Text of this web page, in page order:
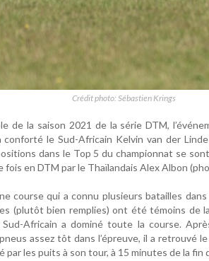
Crédit photo: Sébastien Krings
de la saison 2021 de la série DTM,
le Sud-Africain Kelvin van der
dans le Top 5 du championnat se
en DTM par le Thaïlandais Alex Albon
course qui a connu plusieurs batailles
(plutôt bien remplies) ont été témoins de
Africain a dominé toute la course.
assez tôt dans l’épreuve, il a retrouvé
par les puits à son tour, à 15 minutes de la fin